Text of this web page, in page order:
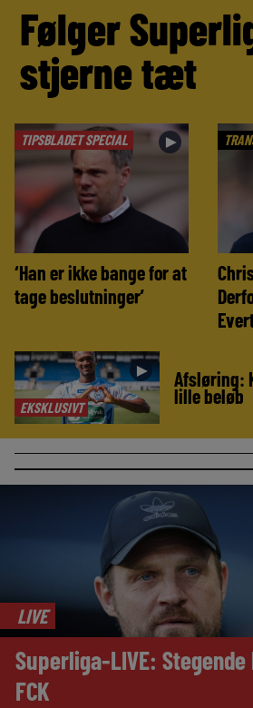
Følger
stjerne tæt
TIPSBLADET SPECIAL ►
‘Han er ikke bange for at
tage beslutninger’
EKSKLUSIVT
► Afsløring:
lille beløb
LIVE
Superliga-LIVE:
FCK